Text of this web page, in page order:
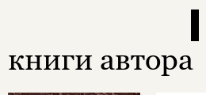
книги автора